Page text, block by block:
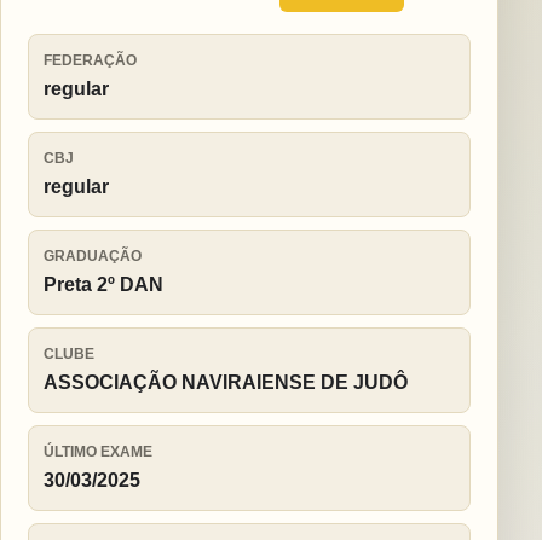
FEDERAÇÃO
regular
CBJ
regular
GRADUAÇÃO
Preta 2º DAN
CLUBE
ASSOCIAÇÃO NAVIRAIENSE DE JUDÔ
ÚLTIMO EXAME
30/03/2025